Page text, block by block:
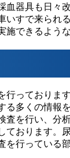
血器具も日々
すで来られ
できるよう
行っておりま
る多くの情報
査を行い、分
ております。
行っている部